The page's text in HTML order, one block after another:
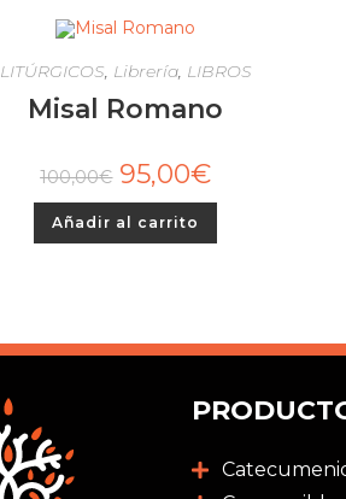
LITÚRGICOS, Librería, LIBROS
Misal Romano
100,00€ 95,00€
Añadir al carrito